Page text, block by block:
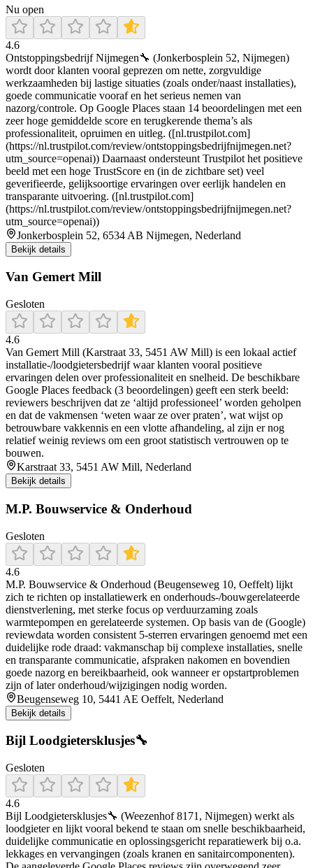
Nu open
4.6
Ontstoppingsbedrijf Nijmegen🔧 (Jonkerbosplein 52, Nijmegen)
wordt door klanten vooral geprezen om nette, zorgvuldige
werkzaamheden bij lastige situaties (zoals onder/naast installaties),
goede communicatie vooraf en het serieus nemen van
nazorg/controle. Op Google Places staan 14 beoordelingen met een
zeer hoge gemiddelde score en terugkerende thema’s als
professionaliteit, opruimen en uitleg. ([nl.trustpilot.com]
(https://nl.trustpilot.com/review/ontstoppingsbedrijfnijmegen.net?
utm_source=openai)) Daarnaast ondersteunt Trustpilot het positieve
beeld met een hoge TrustScore en (in de zichtbare set) veel
geverifieerde, gelijksoortige ervaringen over eerlijk handelen en
transparante uitvoering. ([nl.trustpilot.com]
(https://nl.trustpilot.com/review/ontstoppingsbedrijfnijmegen.net?
utm_source=openai))
Jonkerbosplein 52, 6534 AB Nijmegen, Nederland
Bekijk details
Van Gemert Mill
Gesloten
4.6
Van Gemert Mill (Karstraat 33, 5451 AW Mill) is een lokaal actief
installatie-/loodgietersbedrijf waar klanten vooral positieve
ervaringen delen over professionaliteit en snelheid. De beschikbare
Google Places feedback (3 beoordelingen) geeft een sterk beeld:
reviewers beschrijven dat ze ‘altijd professioneel’ worden geholpen
en dat de vakmensen ‘weten waar ze over praten’, wat wijst op
betrouwbare vakkennis en een vlotte afhandeling, al zijn er nog
relatief weinig reviews om een groot statistisch vertrouwen op te
bouwen.
Karstraat 33, 5451 AW Mill, Nederland
Bekijk details
M.P. Bouwservice & Onderhoud
Gesloten
4.6
M.P. Bouwservice & Onderhoud (Beugenseweg 10, Oeffelt) lijkt
zich te richten op installatiewerk en onderhouds-/bouwgerelateerde
dienstverlening, met sterke focus op verduurzaming zoals
warmtepompen en gerelateerde systemen. Op basis van de (Google)
reviewdata worden consistent 5-sterren ervaringen genoemd met een
duidelijke rode draad: vakmanschap bij complexe installaties, snelle
en transparante communicatie, afspraken nakomen en bovendien
goede nazorg en bereikbaarheid, ook wanneer er opstartproblemen
zijn of later onderhoud/wijzigingen nodig worden.
Beugenseweg 10, 5441 AE Oeffelt, Nederland
Bekijk details
Bijl Loodgietersklusjes🔧
Gesloten
4.6
Bijl Loodgietersklusjes🔧 (Weezenhof 8171, Nijmegen) werkt als
loodgieter en lijkt vooral bekend te staan om snelle beschikbaarheid,
duidelijke communicatie en oplossingsgericht reparatiewerk bij o.a.
lekkages en vervangingen (zoals kranen en sanitaircomponenten).